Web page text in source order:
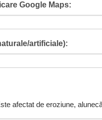
Google Maps:
artificiale):
afectat de eroziune,